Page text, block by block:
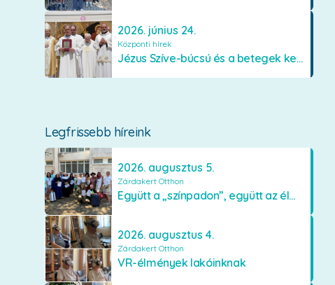
2026. június 24.
Központi hírek
Jézus Szíve-búcsú és a betegek kenetének közösségi kiszolgáltatása Mátraverebély-Szentkúton
Legfrissebb híreink
2026. augusztus 5.
Zárdakert Otthon
Együtt a „színpadon”, együtt az élményekért 🎭✨
2026. augusztus 4.
Zárdakert Otthon
VR-élmények lakóinknak